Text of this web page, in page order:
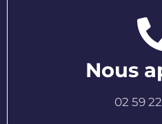
Nous
02 59